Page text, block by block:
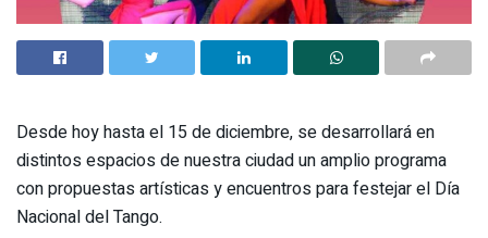
Desde hoy hasta el 15 de diciembre, se desarrollará en
distintos espacios de nuestra ciudad un amplio programa
con propuestas artísticas y encuentros para festejar el Día
Nacional del Tango.